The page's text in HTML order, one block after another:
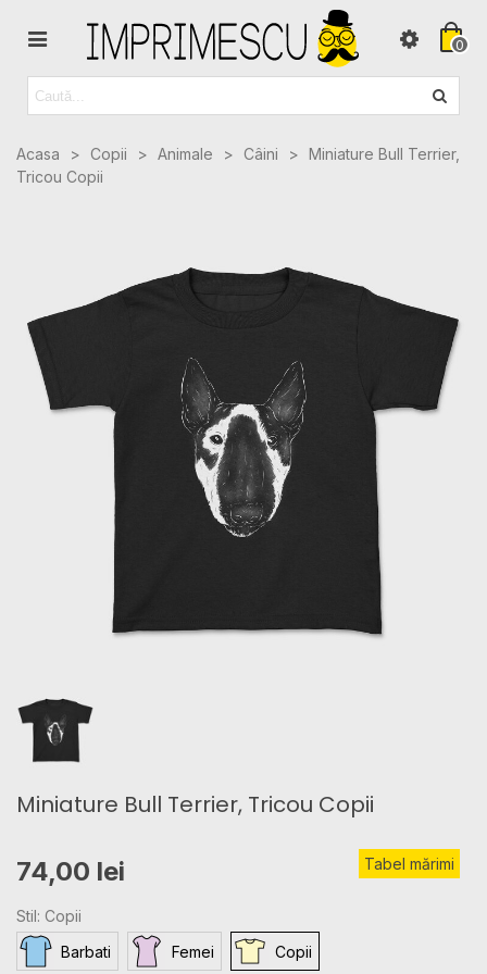
0
Acasa > Copii > Animale > Câini > Miniature Bull Terrier,
Tricou Copii
Miniature Bull Terrier, Tricou Copii
74,00 lei Tabel mărimi
Stil: Copii
Barbati
Femei Copii